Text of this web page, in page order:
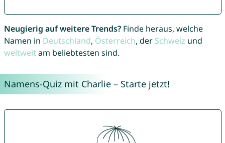
Neugierig auf weitere Trends?Finde heraus, welche
Namen in Deutschland, Österreich, der Schweiz und
weltweitam beliebtesten sind.
Namens-Quiz mit Charlie – Starte jetzt!